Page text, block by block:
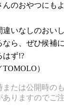
のおやつにも
違いなしのおい
ら、ぜひ候補
はず!?
）
たは公開時の
りますのでご